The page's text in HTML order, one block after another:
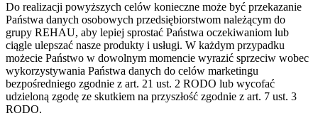
Do realizacji powyższych celów konieczne może być przekazanie
Państwa danych osobowych przedsiębiorstwom należącym do
grupy REHAU, aby lepiej sprostać Państwa oczekiwaniom lub
ciągle ulepszać nasze produkty i usługi. W każdym przypadku
możecie Państwo w dowolnym momencie wyrazić sprzeciw wobec
wykorzystywania Państwa danych do celów marketingu
bezpośredniego zgodnie z art. 21 ust. 2 RODO lub wycofać
udzieloną zgodę ze skutkiem na przyszłość zgodnie z art. 7 ust. 3
RODO.